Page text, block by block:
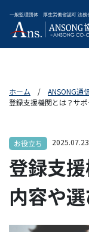
外国人技能実習生受
実習生の受入につい
ANSONG通信
03-3423-
ホーム ANSONG通
登録支援機関とは？サ
お役立ち 2025.07.23
登録支
内容や